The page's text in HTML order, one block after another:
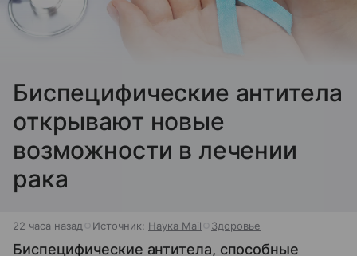
Биспецифические антитела
открывают новые
возможности в лечении
рака
22 часа назад Источник: Наука Mail Здоровье
Биспецифические антитела, способные